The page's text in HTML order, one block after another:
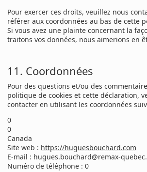
Pour exercer ces droits, veuillez nous
référer aux coordonnées au bas de cette
Si vous avez une plainte concernant la
traitons vos données, nous aimerions en
11. Coordonnées
Pour des questions et/ou des
politique de cookies et cette déclaration,
contacter en utilisant les coordonnées
0
0
Canada
Site web : https://huguesbouchard.com
E-mail : hugues.bouchard@remax-
Numéro de téléphone : 0